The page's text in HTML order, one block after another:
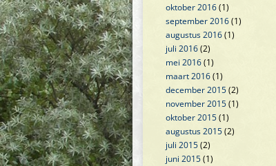
oktober 2016(1)
september 2016(1)
augustus 2016(1)
juli 2016(2)
mei 2016(1)
maart 2016(1)
december 2015(2)
november 2015(1)
oktober 2015(1)
augustus 2015(2)
juli 2015(2)
juni 2015(1)